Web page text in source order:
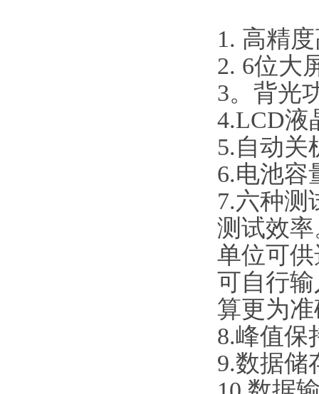
1. 高精
2. 6位大
3。背光
4.LCD液
5.自动关
6.电池容
7.六种
测试效
单位可
可自行
算更为
8.峰值保
9.数据储